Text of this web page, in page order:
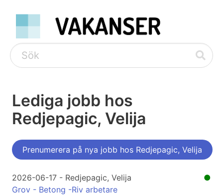
Lediga jobb hos
Redjepagic, Velija
Prenumerera på nya jobb hos Redjepagic, Velija
●
2026-06-17 - Redjepagic, Velija
Grov - Betong -Riv arbetare